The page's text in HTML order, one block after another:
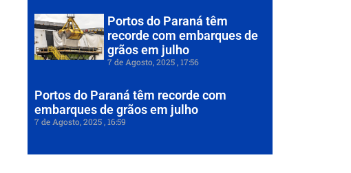
Portos do Paraná têm
recorde com embarques de
grãos em julho
7 de Agosto, 2025 17:56
Portos do Paraná têm recorde com
embarques de grãos em julho
7 de Agosto, 2025 16:59